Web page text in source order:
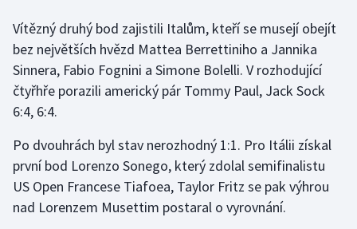
Florbal
Futsal
Golf
Gymnastika
Házená
Vítězný druhý bod zajistili Italům, kteří se musejí obejít
bez největších hvězd Mattea Berrettiniho a Jannika
Sinnera, Fabio Fognini a Simone Bolelli. V rozhodující
čtyřhře porazili americký pár Tommy Paul, Jack Sock
6:4, 6:4.
Po dvouhrách byl stav nerozhodný 1:1. Pro Itálii získal
první bod Lorenzo Sonego, který zdolal semifinalistu
US Open Francese Tiafoea, Taylor Fritz se pak výhrou
nad Lorenzem Musettim postaral o vyrovnání.